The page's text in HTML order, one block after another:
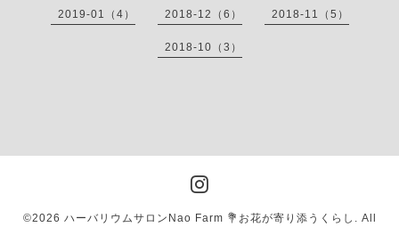
2019-01（4） 2018-12（6） 2018-11（5）
2018-10（3）
©2026 ハーバリウムサロンNao Farm 💐お花が寄り添うくらし . All